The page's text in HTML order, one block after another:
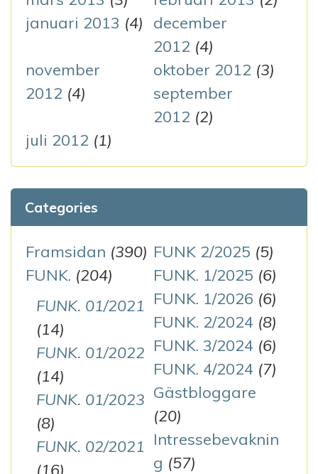
januari 2013 (4)
december
2012 (4)
november
2012 (4)
oktober 2012 (3)
september
2012 (2)
juli 2012 (1)
Categories
Framsidan (390) FUNK 2/2025 (5)
FUNK. (204)
FUNK. 01/2021
(14)
FUNK. 01/2022
(14)
FUNK. 01/2023
(8)
FUNK. 02/2021
FUNK. 1/2025 (6)
FUNK. 1/2026 (6)
FUNK. 2/2024 (8)
FUNK. 3/2024 (6)
FUNK. 4/2024 (7)
Gästbloggare
(20)
Intressebevaknin
g (57)